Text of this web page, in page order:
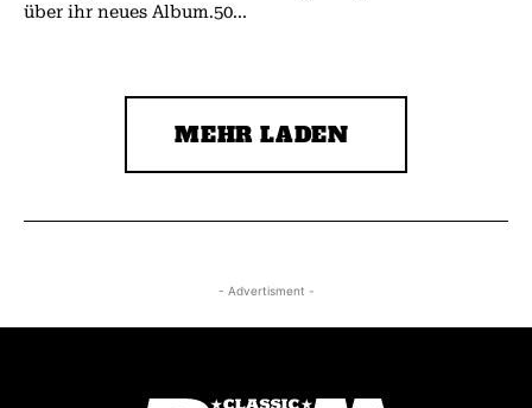
über ihr neues Album.50...
MEHR LADEN
- Advertisment -